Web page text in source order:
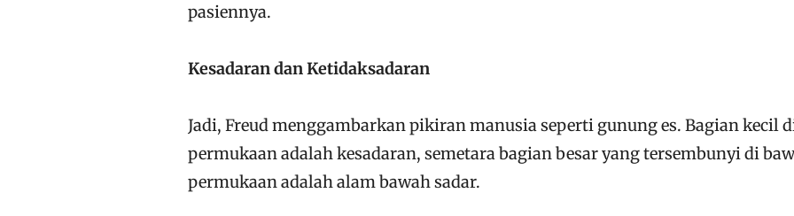
pasiennya.
Kesadaran dan Ketidaksadaran
Jadi, Freud menggambarkan pikiran manusia seperti gunung es. Bagian kecil
permukaan adalah kesadaran, semetara bagian besar yang tersembunyi di
permukaan adalah alam bawah sadar.